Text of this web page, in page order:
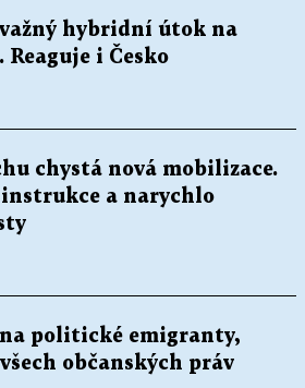
hybridní útok na
i Česko
chystá nová mobilizace.
a narychlo
politické emigranty,
občanských práv